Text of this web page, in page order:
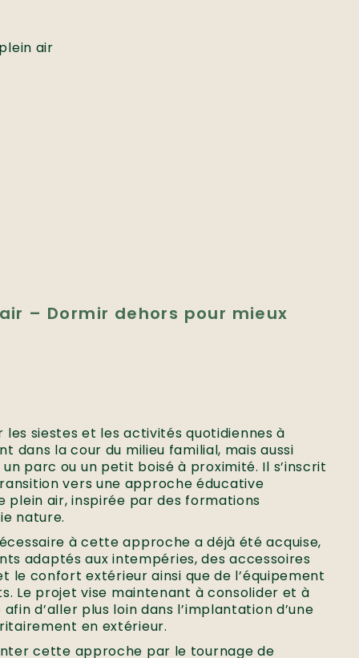
air
– Dormir dehors pour mieux
siestes et les activités quotidiennes à
dans la cour du milieu familial, mais aussi
parc ou un petit boisé à proximité. Il s’inscrit
vers une approche éducative
plein air, inspirée par des formations
nature.
à cette approche a déjà été acquise,
adaptés aux intempéries, des accessoires
le confort extérieur ainsi que de l’équipement
Le projet vise maintenant à consolider et à
d’aller plus loin dans l’implantation d’une
en extérieur.
cette approche par le tournage de